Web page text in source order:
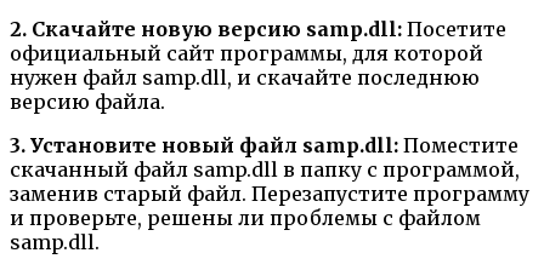
2. Скачайте новую версию samp.dll: Посетите
официальный сайт программы, для которой
нужен файл samp.dll, и скачайте последнюю
версию файла.
3. Установите новый файл samp.dll: Поместите
скачанный файл samp.dll в папку с программой,
заменив старый файл. Перезапустите программу
и проверьте, решены ли проблемы с файлом
samp.dll.